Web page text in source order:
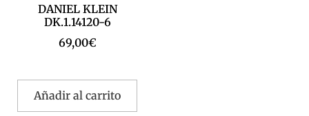
DANIEL KLEIN
DK.1.14120-6
69,00€
Añadir al carrito